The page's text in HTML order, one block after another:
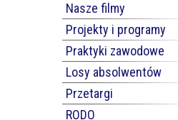
Nasze filmy
Projekty i programy
Praktyki zawodowe
Losy absolwentów
Przetargi
RODO